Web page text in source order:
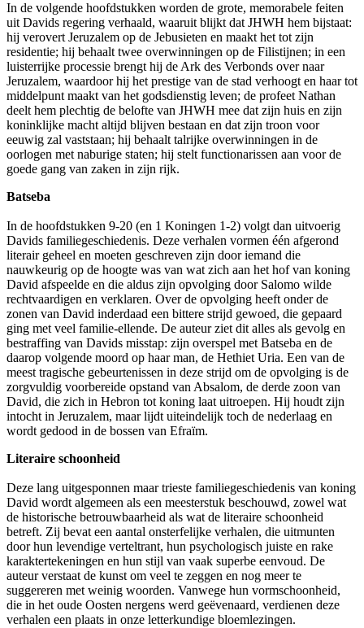
In de volgende hoofdstukken worden de grote, memorabele feiten
uit Davids regering verhaald, waaruit blijkt dat JHWH hem bijstaat:
hij verovert Jeruzalem op de Jebusieten en maakt het tot zijn
residentie; hij behaalt twee overwinningen op de Filistijnen; in een
luisterrijke processie brengt hij de Ark des Verbonds over naar
Jeruzalem, waardoor hij het prestige van de stad verhoogt en haar tot
middelpunt maakt van het godsdienstig leven; de profeet Nathan
deelt hem plechtig de belofte van JHWH mee dat zijn huis en zijn
koninklijke macht altijd blijven bestaan en dat zijn troon voor
eeuwig zal vaststaan; hij behaalt talrijke overwinningen in de
oorlogen met naburige staten; hij stelt functionarissen aan voor de
goede gang van zaken in zijn rijk.
Batseba
In de hoofdstukken 9-20 (en 1 Koningen 1-2) volgt dan uitvoerig
Davids familiegeschiedenis. Deze verhalen vormen één afgerond
literair geheel en moeten geschreven zijn door iemand die
nauwkeurig op de hoogte was van wat zich aan het hof van koning
David afspeelde en die aldus zijn opvolging door Salomo wilde
rechtvaardigen en verklaren. Over de opvolging heeft onder de
zonen van David inderdaad een bittere strijd gewoed, die gepaard
ging met veel familie-ellende. De auteur ziet dit alles als gevolg en
bestraffing van Davids misstap: zijn overspel met Batseba en de
daarop volgende moord op haar man, de Hethiet Uria. Een van de
meest tragische gebeurtenissen in deze strijd om de opvolging is de
zorgvuldig voorbereide opstand van Absalom, de derde zoon van
David, die zich in Hebron tot koning laat uitroepen. Hij houdt zijn
intocht in Jeruzalem, maar lijdt uiteindelijk toch de nederlaag en
wordt gedood in de bossen van Efraïm.
Literaire schoonheid
Deze lang uitgesponnen maar trieste familiegeschiedenis van koning
David wordt algemeen als een meesterstuk beschouwd, zowel wat
de historische betrouwbaarheid als wat de literaire schoonheid
betreft. Zij bevat een aantal onsterfelijke verhalen, die uitmunten
door hun levendige verteltrant, hun psychologisch juiste en rake
karaktertekeningen en hun stijl van vaak superbe eenvoud. De
auteur verstaat de kunst om veel te zeggen en nog meer te
suggereren met weinig woorden. Vanwege hun vormschoonheid,
die in het oude Oosten nergens werd geëvenaard, verdienen deze
verhalen een plaats in onze letterkundige bloemlezingen.